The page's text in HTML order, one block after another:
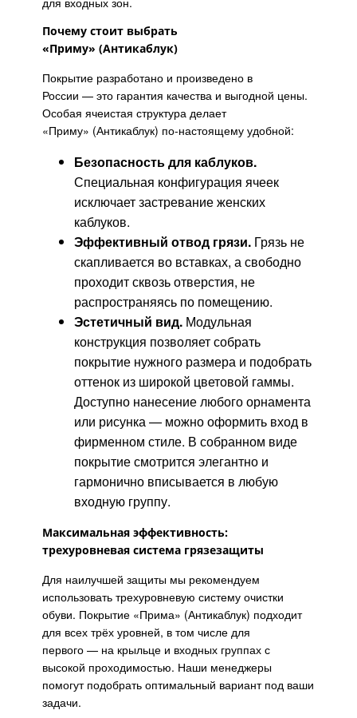
Почему стоит выбрать
«Приму» (Антикаблук)
Покрытие разработано и произведено в
России — это гарантия качества и выгодной цены.
Особая ячеистая структура делает
«Приму» (Антикаблук) по-настоящему удобной:
Безопасность для каблуков.
Специальная конфигурация ячеек
исключает застревание женских
каблуков.
Эффективный отвод грязи. Грязь не
скапливается во вставках, а свободно
проходит сквозь отверстия, не
распространяясь по помещению.
Эстетичный вид. Модульная
конструкция позволяет собрать
покрытие нужного размера и подобрать
оттенок из широкой цветовой гаммы.
Доступно нанесение любого орнамента
или рисунка — можно оформить вход в
фирменном стиле. В собранном виде
покрытие смотрится элегантно и
гармонично вписывается в любую
входную группу.
Максимальная эффективность:
трехуровневая система грязезащиты
Для наилучшей защиты мы рекомендуем
использовать трехуровневую систему очистки
обуви. Покрытие «Прима» (Антикаблук) подходит
для всех трёх уровней, в том числе для
первого — на крыльце и входных группах с
высокой проходимостью. Наши менеджеры
помогут подобрать оптимальный вариант под ваши
задачи.